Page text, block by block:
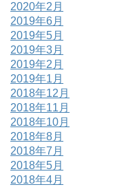
2020年2月
2019年6月
2019年5月
2019年3月
2019年2月
2019年1月
2018年12月
2018年11月
2018年10月
2018年8月
2018年7月
2018年5月
2018年4月